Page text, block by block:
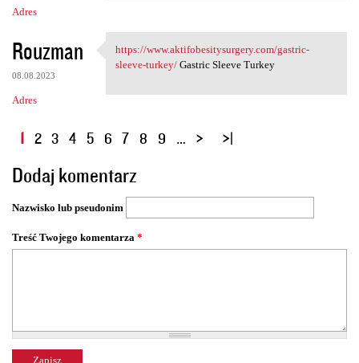
Adres
Rouzman
08.08.2023
Adres
https://www
https://www.aktifobesitysurgery.com/gastric-
sleeve-turkey/Gastric Sleeve Turkey
S
r
o
n
y
1 2 3 4 5 6 7 8 9 …
Dodaj komentarz
Nazwisko lub pseudonim
Treść Twojego komentarza *